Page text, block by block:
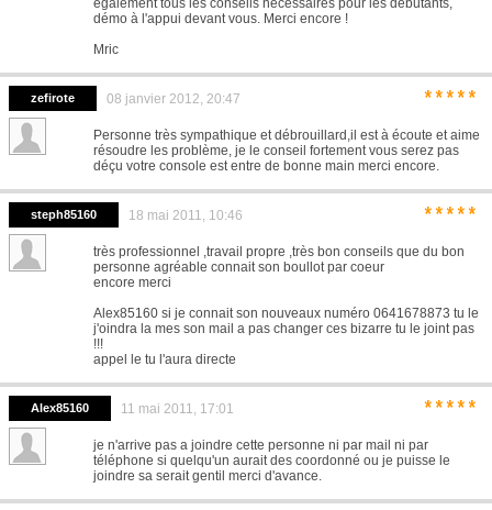
également tous les conseils nécessaires pour les débutants,
démo à l'appui devant vous. Merci encore !
Mric
zefirote 08 janvier 2012, 20:47 *****
Personne très sympathique et débrouillard,il est à écoute et aime
résoudre les problème, je le conseil fortement vous serez pas
déçu votre console est entre de bonne main merci encore.
steph85160 18 mai 2011, 10:46 *****
très professionnel ,travail propre ,très bon conseils que du bon
personne agréable connait son boullot par coeur
encore merci
Alex85160 si je connait son nouveaux numéro 0641678873 tu le
j'oindra la mes son mail a pas changer ces bizarre tu le joint pas
!!!
appel le tu l'aura directe
Alex85160 11 mai 2011, 17:01 *****
je n'arrive pas a joindre cette personne ni par mail ni par
téléphone si quelqu'un aurait des coordonné ou je puisse le
joindre sa serait gentil merci d'avance.